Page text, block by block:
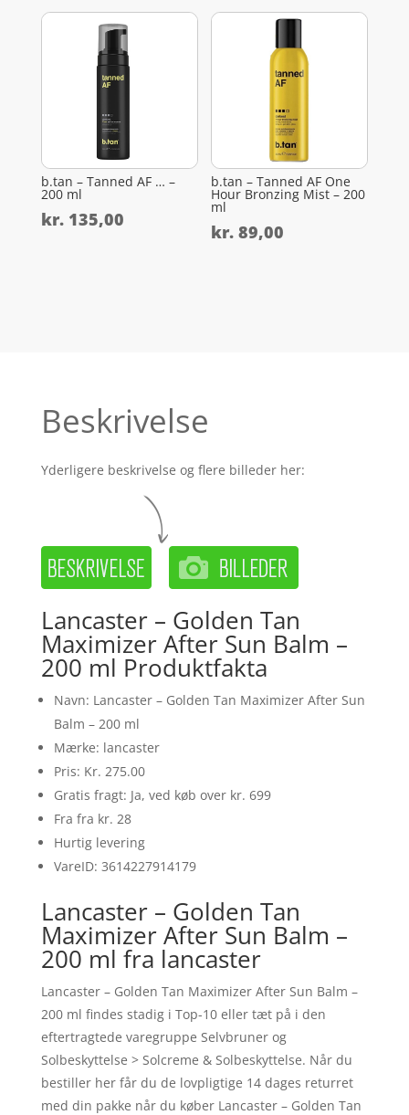
b.tan – Tanned AF … –
200 ml
kr.135,00
b.tan – Tanned AF One
Hour Bronzing Mist – 200
ml
kr. 89,00
Beskrivelse
Yderligere beskrivelse og flere billeder her:
Lancaster – Golden Tan
Maximizer After Sun Balm –
200 ml Produktfakta
Navn: Lancaster – Golden Tan Maximizer After Sun
Balm – 200 ml
Mærke: lancaster
Pris: Kr. 275.00
Gratis fragt: Ja, ved køb over kr. 699
Fra fra kr. 28
Hurtig levering
VareID: 3614227914179
Lancaster – Golden Tan
Maximizer After Sun Balm –
200 ml fra lancaster
Lancaster – Golden Tan Maximizer After Sun Balm –
200 ml findes stadig i Top-10 eller tæt på i den
eftertragtede varegruppe Selvbruner og
Solbeskyttelse > Solcreme & Solbeskyttelse. Når du
bestiller her får du de lovpligtige 14 dages returret
med din pakke når du køber Lancaster – Golden Tan